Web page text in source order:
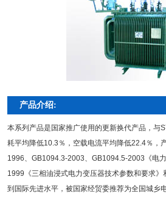
产品介绍:
本系列产品是国家推广使用的更新换代产品，与
耗平均降低10.3％，空载电流平均降低22.4％，
1996、GB1094.3-2003、GB1094.5-2003《电
1999《三相油浸式电力变压器技术参数和要求
到国际先进水平，被国家经贸委推荐为全国城乡